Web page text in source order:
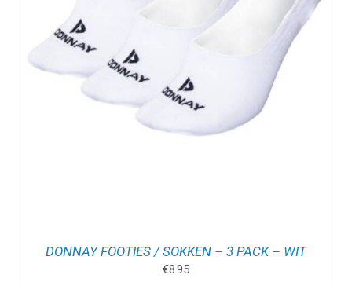
DONNAY FOOTIES / SOKKEN – 3 PACK – WIT
€8.95